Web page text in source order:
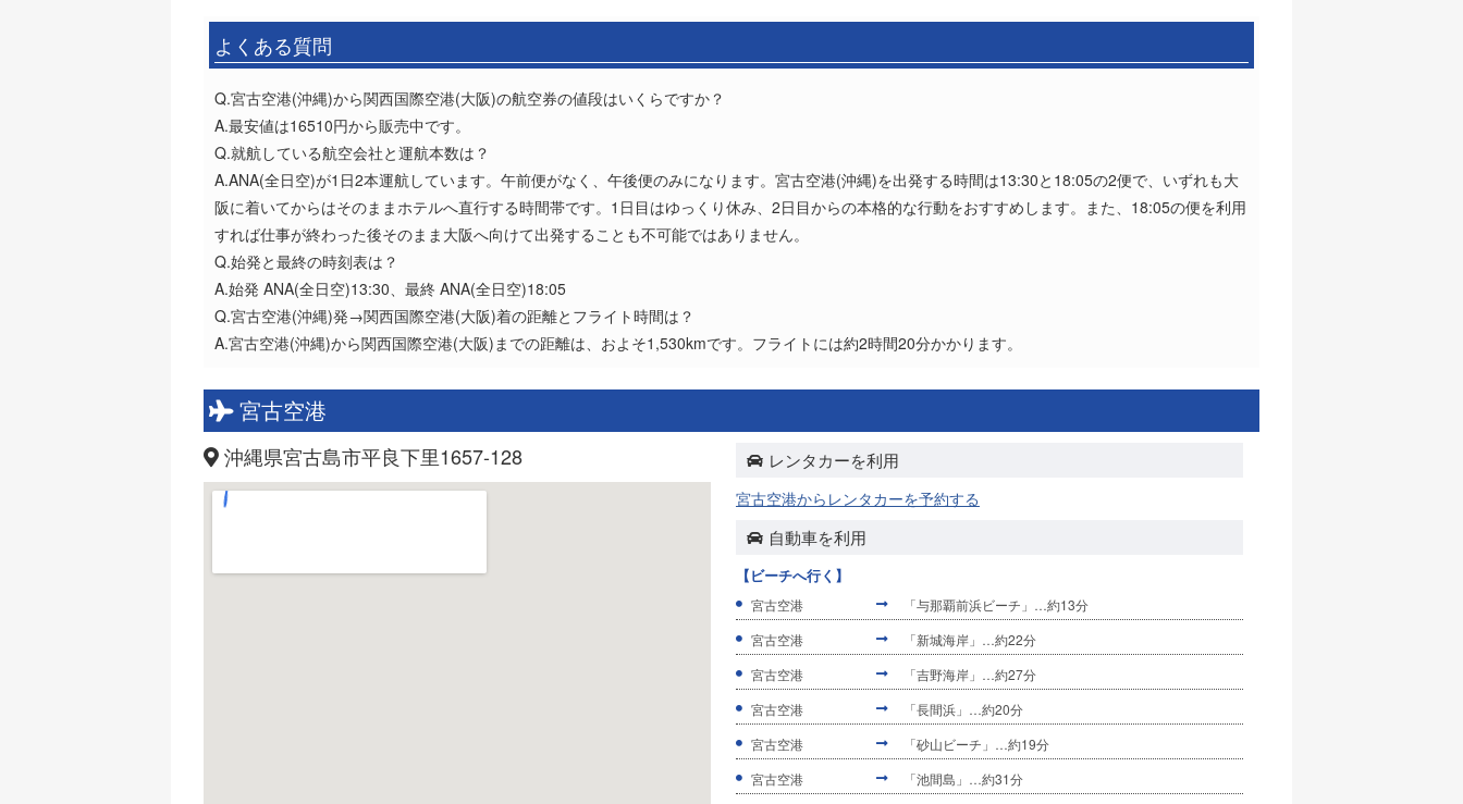
よくある質問
Q.宮古空港(沖縄)から関西国際空港(大阪)の航空券の値段はいくらですか？
A.最安値は16510円から販売中です。
Q.就航している航空会社と運航本数は？
A.ANA(全日空)が1日2本運航しています。午前便がなく、午後便のみになります。宮古空港(沖縄)を出発する時間は13:30と18:05の2便で、いずれも大
阪に着いてからはそのままホテルへ直行する時間帯です。1日目はゆっくり休み、2日目からの本格的な行動をおすすめします。また、18:05の便を利用
すれば仕事が終わった後そのまま大阪へ向けて出発することも不可能ではありません。
Q.始発と最終の時刻表は？
A.始発 ANA(全日空)13:30、最終 ANA(全日空)18:05
Q.宮古空港(沖縄)発→関西国際空港(大阪)着の距離とフライト時間は？
A.宮古空港(沖縄)から関西国際空港(大阪)までの距離は、およそ1,530kmです。フライトには約2時間20分かかります。
宮古空港
沖縄県宮古島市平良下里1657-128 レンタカーを利用
宮古空港からレンタカーを予約する
自動車を利用
【ビーチへ行く】
宮古空港
「与那覇前浜ビーチ」…約13分
宮古空港
「新城海岸」…約22分
宮古空港
「吉野海岸」…約27分
宮古空港
「長間浜」…約20分
宮古空港
「砂山ビーチ」…約19分
宮古空港
「池間島」…約31分